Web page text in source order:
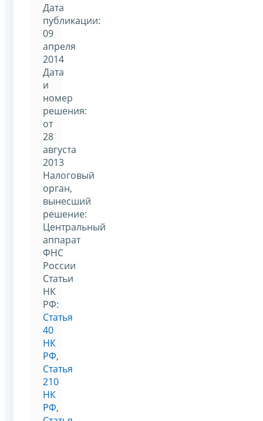
Дата
публикации:
09
апреля
2014
Дата
и
номер
решения:
от
28
августа
2013
Налоговый
орган,
вынесший
решение:
Центральный
аппарат
ФНС
России
Статьи
НК
РФ:
Статья
40
НК
РФ,
Статья
210
НК
РФ,